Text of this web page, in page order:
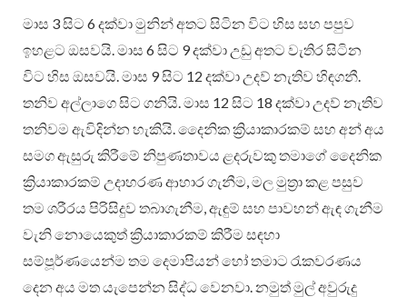
මාස 3 සිට 6 දක්වා මුනින් අතට සිටින විට හිස සහ පපුව
ඉහළට ඔසවයි. මාස 6 සිට 9 දක්වා උඩු අතට වැතිර සිටින
විට හිස ඔසවයි. මාස 9 සිට 12 දක්වා උදව් නැතිව හිඳගනී.
තනිව අල්ලාගෙ සිට ගනියි. මාස 12 සිට 18 දක්වා උදව් නැතිව
තනිවම ඇවිදින්න හැකියි. දෛනික ක්‍රියාකාරකම් සහ අන් අය
සමග ඇසුරු කිරීමේ නිපුණතාවය ළදරුවකු තමාගේ දෛනික
ක්‍රියාකාරකම් උදාහරණ ආහාර ගැනීම, මල මුත්‍රා කළ පසුව
තම ශරීරය පිරිසිදුව තබාගැනීම, ඇඳුම් සහ පාවහන් ඇඳ ගැනීම
වැනි නොයෙකුත් ක්‍රියාකාරකම් කිරීම සඳහා
සම්පූර්ණයෙන්ම තම දෙමාපියන් හෝ තමාට රැකවරණය
දෙන අය මත යැපෙන්න සිද්ධ වෙනවා. නමුත් මුල් අවුරුදු